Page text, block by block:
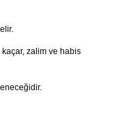
kaçar, zalim ve habis